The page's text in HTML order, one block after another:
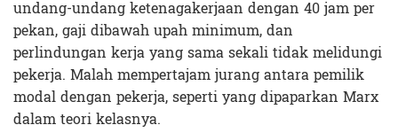
undang-undang ketenagakerjaan dengan 40 jam per
pekan, gaji dibawah upah minimum, dan
perlindungan kerja yang sama sekali tidak melidungi
pekerja. Malah mempertajam jurang antara pemilik
modal dengan pekerja, seperti yang dipaparkan Marx
dalam teori kelasnya.